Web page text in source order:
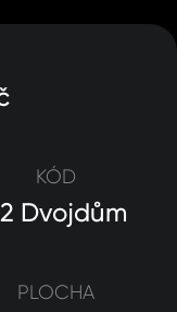
KÓD
Dvojdům
PLOCHA